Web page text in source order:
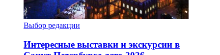
Выбор редакции
Интересные выставки и экскурсии в